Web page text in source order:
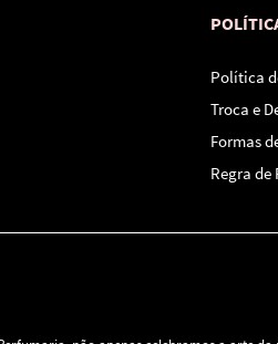
Política
Troca e
Formas
Regra de